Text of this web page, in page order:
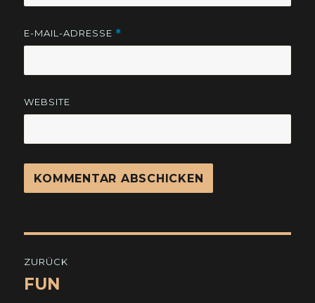
E-MAIL-ADRESSE *
WEBSITE
ZURÜCK
Vorheriger
FUN